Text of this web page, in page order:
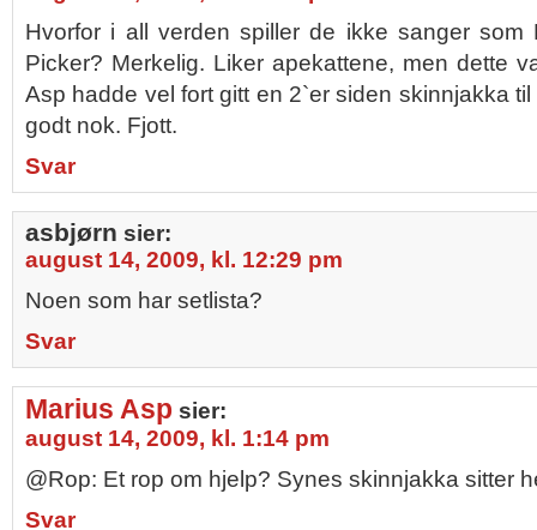
Hvorfor i all verden spiller de ikke sanger som
Picker? Merkelig. Liker apekattene, men dette
Asp hadde vel fort gitt en 2`er siden skinnjakka
godt nok. Fjott.
Svar
asbjørn sier:
august 14, 2009, kl. 12:29 pm
Noen som har setlista?
Svar
Marius Asp sier:
august 14, 2009, kl. 1:14 pm
@Rop: Et rop om hjelp? Synes skinnjakka sitter
Svar